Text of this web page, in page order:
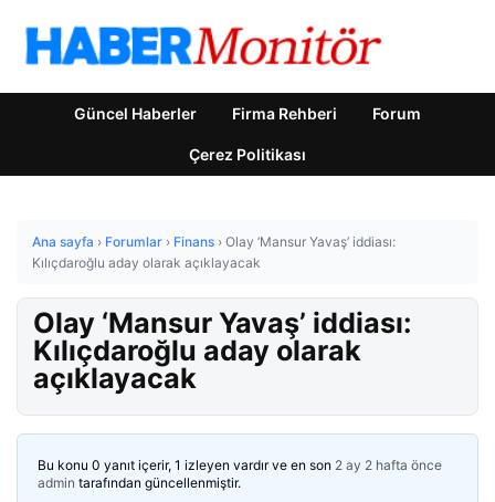
Güncel Haberler Firma Rehberi Forum
Çerez Politikası
Ana sayfa › Forumlar › Finans › Olay ‘Mansur Yavaş’ iddiası:
Kılıçdaroğlu aday olarak açıklayacak
Olay ‘Mansur Yavaş’ iddiası:
Kılıçdaroğlu aday olarak
açıklayacak
Bu konu 0 yanıt içerir, 1 izleyen vardır ve en son 2 ay 2 hafta önce
admin tarafından güncellenmiştir.